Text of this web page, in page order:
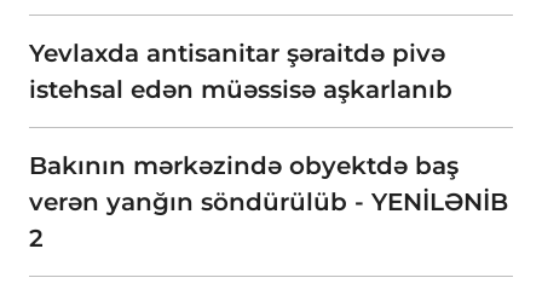
Yevlaxda antisanitar şəraitdə pivə
istehsal edən müəssisə aşkarlanıb
Bakının mərkəzində obyektdə baş
verən yanğın söndürülüb - YENİLƏNİB
2